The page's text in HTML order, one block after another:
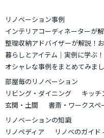
リノベーション事例
インテリアコーディネーターが
整理収納アドバイザーが解説！
暮らしとアイテム｜実例に学ぶ！
オシャレな事例をまとめてみま
部屋毎のリノベーション
リビング・ダイニング
キッチ
玄関・土間
書斎・ワークスペ
リノベーションの知識
リノペディア
リノベのガイド